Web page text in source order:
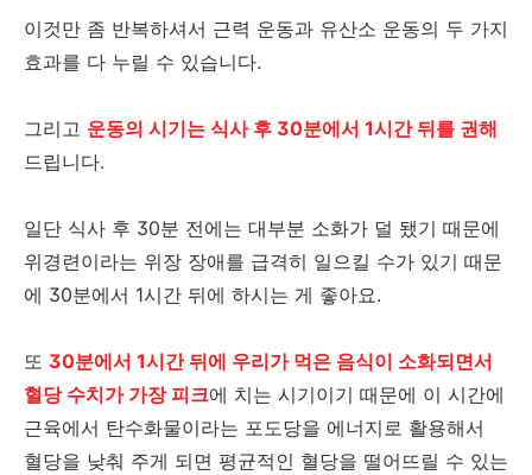
이것만 좀 반복하셔서 근력 운동과 유산소 운동의 두 가지
효과를 다 누릴 수 있습니다.
그리고 운동의 시기는 식사 후 30분에서 1시간 뒤를 권해
드립니다.
일단 식사 후 30분 전에는 대부분 소화가 덜 됐기 때문에
위경련이라는 위장 장애를 급격히 일으킬 수가 있기 때문
에 30분에서 1시간 뒤에 하시는 게 좋아요.
또 30분에서 1시간 뒤에 우리가 먹은 음식이 소화되면서
혈당 수치가 가장 피크에 치는 시기이기 때문에 이 시간에
근육에서 탄수화물이라는 포도당을 에너지로 활용해서
혈당을 낮춰 주게 되면 평균적인 혈당을 떨어뜨릴 수 있는